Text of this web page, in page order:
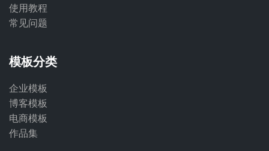
使用教程
常见问题
模板分类
企业模板
博客模板
电商模板
作品集